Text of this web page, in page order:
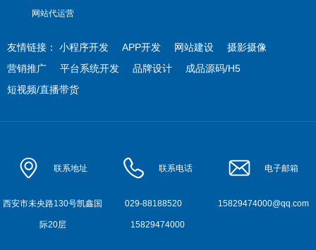
网站代运营
友情链接： 小程序开发 APP开发 网站建设
摄影摄像
营销推广
平台系统开发 品牌设计
成品源码/H5
短视频/直播带货
联系地址
西安市未央路130号凯鑫国
际20层
联系电话
029-88188520
15829474000
电子邮箱
15829474000@qq.com